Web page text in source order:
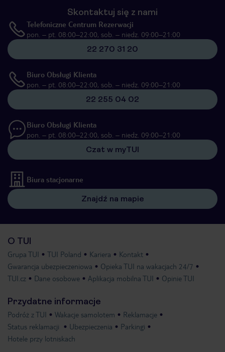
Skontaktuj się z nami
Telefoniczne Centrum Rezerwacji
pon. – pt. 08:00–22:00, sob. – niedz. 09:00–21:00
22 270 31 20
Biuro Obsługi Klienta
pon. – pt. 08:00–22:00, sob. – niedz. 09:00–21:00
22 255 04 02
Biuro Obsługi Klienta
pon. – pt. 08:00–22:00, sob. – niedz. 09:00–21:00
Czat w myTUI
Biura stacjonarne
Znajdź na mapie
O TUI
Grupa TUI TUI Poland Kariera
Kontakt
Gwarancja ubezpieczeniowa
Opieka TUI na wakacjach 24/7
TUI.cz
Dane osobowe Aplikacja mobilna TUI Opinie TUI
Przydatne informacje
Podróż z TUI Wakacje samolotem
Reklamacje
Status reklamacji
Ubezpieczenia
Parkingi
Hotele przy lotniskach